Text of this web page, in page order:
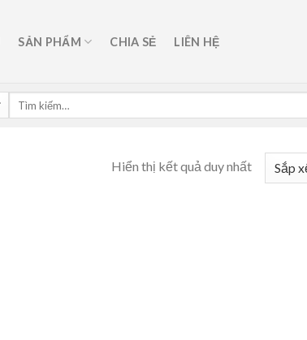
SẢN PHẨM CHIA SẺ LIÊN HỆ
Hiển thị kết quả duy nhất